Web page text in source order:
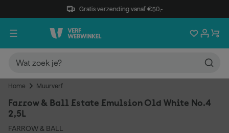
Gratis verzending vanaf €50,-
Home Muurverf
Farrow & Ball Estate Emulsion Old White No.4
2,5L
FARROW & BALL